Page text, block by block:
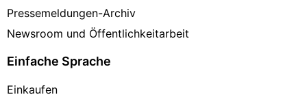
Pressemeldungen-Archiv
Newsroom und Öffentlichkeitarbeit
Einfache Sprache
Einkaufen